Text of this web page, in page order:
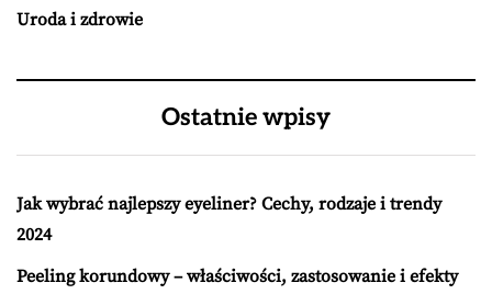
Uroda i zdrowie
Ostatnie wpisy
Jak wybrać najlepszy eyeliner? Cechy, rodzaje i trendy
2024
Peeling korundowy – właściwości, zastosowanie i efekty